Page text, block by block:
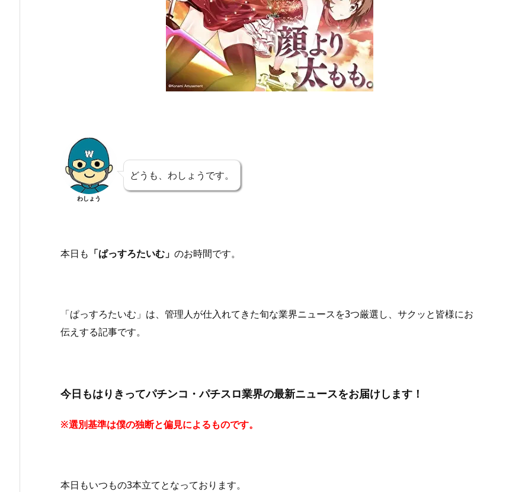
わしょう
どうも、わしょうです。
本日も 「ぱっすろたいむ」 のお時間です。
「ぱっすろたいむ」は、管理人が仕入れてきた旬な業界ニュースを3つ厳選し、サクッと皆様にお
伝えする記事です。
今日もはりきってパチンコ・パチスロ業界の最新ニュースをお届けします！
※選別基準は僕の独断と偏見によるものです。
本日もいつもの3本立てとなっております。